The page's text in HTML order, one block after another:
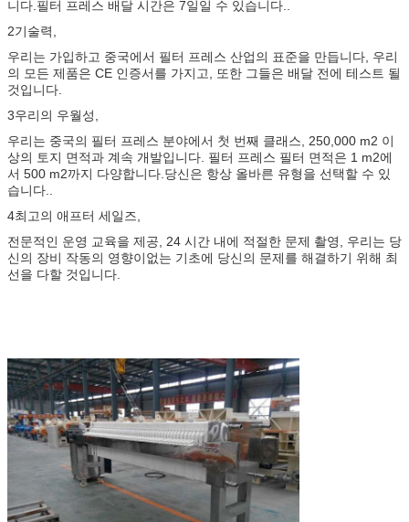
니다.필터 프레스 배달 시간은 7일일 수 있습니다..
2기술력,
우리는 가입하고 중국에서 필터 프레스 산업의 표준을 만듭니다, 우리
의 모든 제품은 CE 인증서를 가지고, 또한 그들은 배달 전에 테스트 될
것입니다.
3우리의 우월성,
우리는 중국의 필터 프레스 분야에서 첫 번째 클래스, 250,000 m2 이
상의 토지 면적과 계속 개발입니다. 필터 프레스 필터 면적은 1 m2에
서 500 m2까지 다양합니다.당신은 항상 올바른 유형을 선택할 수 있
습니다..
4최고의 애프터 세일즈,
전문적인 운영 교육을 제공, 24 시간 내에 적절한 문제 촬영, 우리는 당
신의 장비 작동의 영향이없는 기초에 당신의 문제를 해결하기 위해 최
선을 다할 것입니다.